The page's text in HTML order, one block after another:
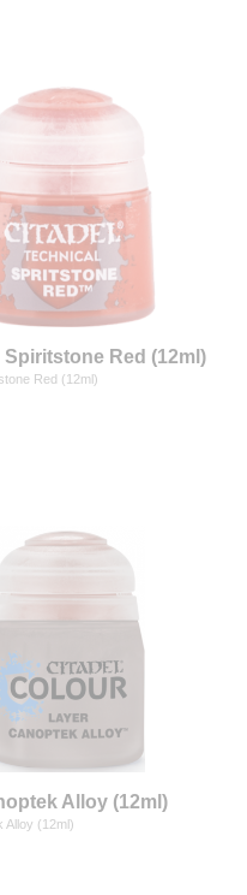
Red (12ml)
Red (12ml)
Alloy (12ml)
Alloy (12ml)